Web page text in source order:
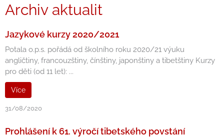
Archiv aktualit
Jazykové kurzy 2020/2021
Potala o.p.s. pořádá od školního roku 2020/21 výuku
angličtiny, francouzštiny, čínštiny, japonštiny a tibetštiny Kurzy
pro děti (od 11 let): ...
Více
31/08/2020
Prohlášení k 61. výročí tibetského povstání